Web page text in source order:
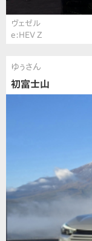
ヴェゼル
e:HEV Z
ゆぅさん
初富士山